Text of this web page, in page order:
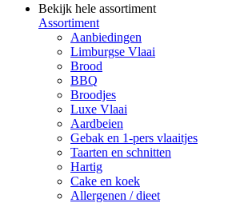
Bekijk hele assortiment
Assortiment
Aanbiedingen
Limburgse Vlaai
Brood
BBQ
Broodjes
Luxe Vlaai
Aardbeien
Gebak en 1-pers vlaaitjes
Taarten en schnitten
Hartig
Cake en koek
Allergenen / dieet